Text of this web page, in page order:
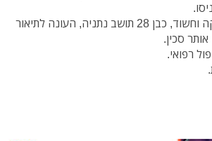
השוטרים פתחו בסריקה וחשוד, כבן 28 תושב נתניה, העונה לתיאור
סכין.
רפואי.